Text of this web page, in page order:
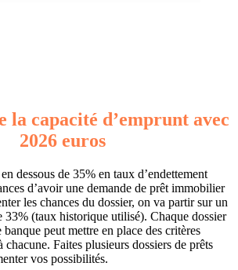
la capacité d’emprunt avec
2026 euros
dessous de 35% en taux d’endettement
d’avoir une demande de prêt immobilier
les chances du dossier, on va partir sur un
33% (taux historique utilisé). Chaque dossier
peut mettre en place des critères
chacune. Faites plusieurs dossiers de prêts
vos possibilités.